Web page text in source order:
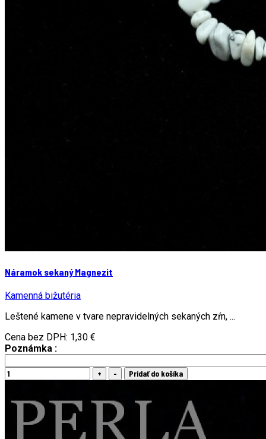
Náramok sekaný Magnezit
Kamenná bižutéria
Leštené kamene v tvare nepravidelných sekaných zŕn, ...
Cena bez DPH: 1,30 €
Poznámka :